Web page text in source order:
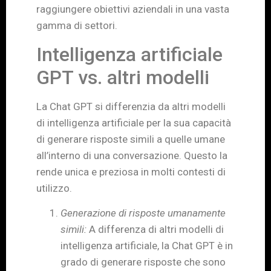
raggiungere obiettivi aziendali in una vasta
gamma di settori.
Intelligenza artificiale
GPT vs. altri modelli
La Chat GPT si differenzia da altri modelli
di intelligenza artificiale per la sua capacità
di generare risposte simili a quelle umane
all’interno di una conversazione. Questo la
rende unica e preziosa in molti contesti di
utilizzo.
Generazione di risposte umanamente
simili: A differenza di altri modelli di
intelligenza artificiale, la Chat GPT è in
grado di generare risposte che sono